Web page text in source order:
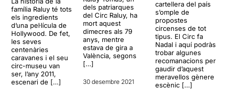
família Raluy té tots
els ingredients
d’una pel·lícula de
Hollywood. De fet,
les seves
centenàries
caravanes i el seu
circ-museu van
ser, l’any 2011,
escenari de […]
dels patriarques
del Circ Raluy, ha
mort aquest
dimecres als 79
anys, mentre
estava de gira a
València, segons
[…]
30 desembre 2021
cartellera del país
s’omple de
propostes
circenses de tot
tipus. El Circ fa
Nadal i aquí podràs
trobar algunes
recomanacions per
gaudir d’aquest
meravellos gènere
escènic […]